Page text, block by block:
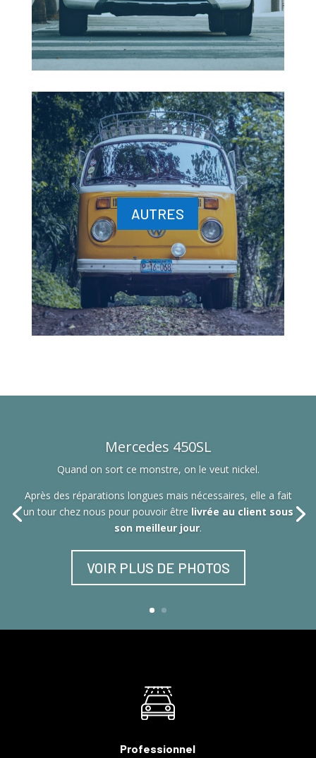
AUTRES
Mercedes 450SL
Quand on sort ce monstre, on le veut nickel.
Après des réparations longues mais nécessaires, elle a fait
un tour chez nous pour pouvoir être livrée au client sous
son meilleur jour.
VOIR PLUS DE PHOTOS
Professionnel